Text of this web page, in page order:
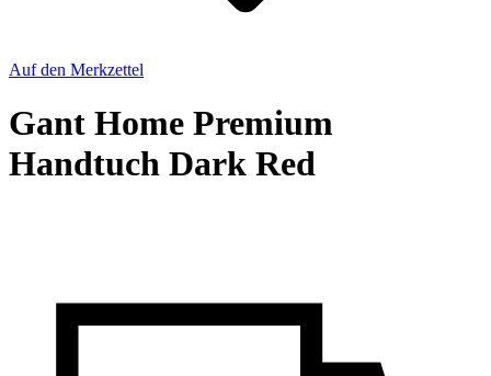
Auf den Merkzettel
Gant Home Premium
Handtuch Dark Red